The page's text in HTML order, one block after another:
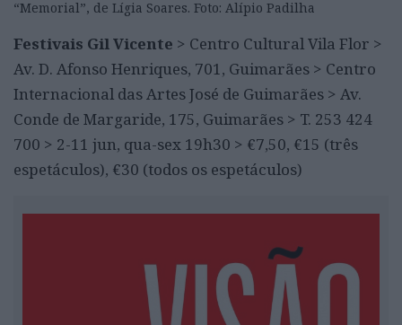
“Memorial”, de Lígia Soares. Foto: Alípio Padilha
Festivais Gil Vicente > Centro Cultural Vila Flor >
Av. D. Afonso Henriques, 701, Guimarães > Centro
Internacional das Artes José de Guimarães > Av.
Conde de Margaride, 175, Guimarães > T. 253 424
700 > 2-11 jun, qua-sex 19h30 > €7,50, €15 (três
espetáculos), €30 (todos os espetáculos)